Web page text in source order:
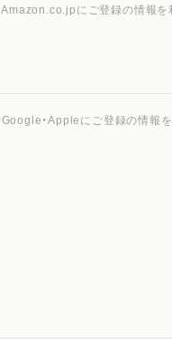
Google・Appleにご登録の情報
Amazon.co.jpにご登録の情報を